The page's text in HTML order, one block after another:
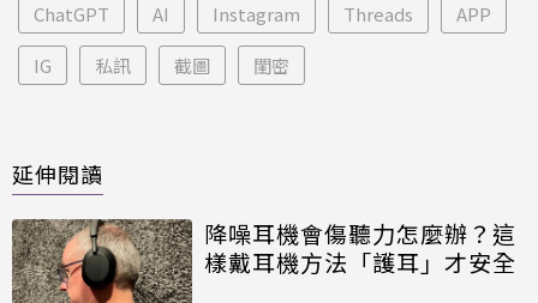
ChatGPT AI Instagram Threads APP
IG 私訊 截圖 閨密
延伸閱讀
降噪耳機會傷聽力怎麼辦？這
樣戴耳機方法「護耳」才安全